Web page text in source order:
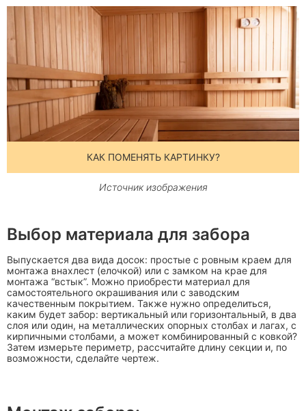
КАК ПОМЕНЯТЬ КАРТИНКУ?
Источник изображения
Выбор материала для забора
Выпускается два вида досок: простые с ровным краем для
монтажа внахлест (елочкой) или с замком на крае для
монтажа “встык”. Можно приобрести материал для
самостоятельного окрашивания или с заводским
качественным покрытием. Также нужно определиться,
каким будет забор: вертикальный или горизонтальный, в два
слоя или один, на металлических опорных столбах и лагах, с
кирпичными столбами, а может комбинированный с ковкой?
Затем измерьте периметр, рассчитайте длину секции и, по
возможности, сделайте чертеж.